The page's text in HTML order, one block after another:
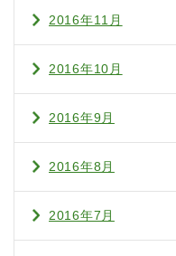
2016年11月
2016年10月
2016年9月
2016年8月
2016年7月